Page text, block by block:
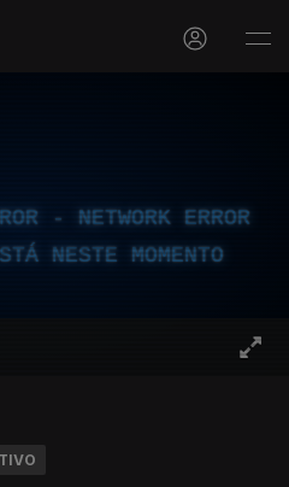
- NETWORK ERROR
NESTE MOMENTO